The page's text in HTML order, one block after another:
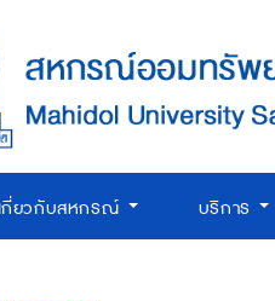
เกี่ยวกับสหกรณ์ บริการ